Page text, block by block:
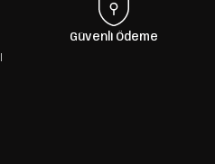
Güvenli Ödeme